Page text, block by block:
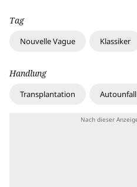
Tag
Nouvelle Vague Klassiker
Handlung
Transplantation Autounfall